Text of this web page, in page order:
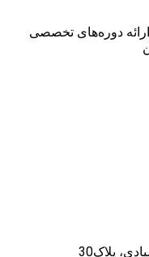
ارائه دوره‌های تخصصی
پلاک30